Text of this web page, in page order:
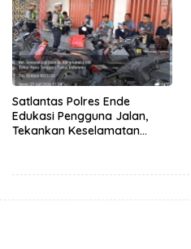
Satlantas Polres Ende
Edukasi Pengguna Jalan,
Tekankan Keselamatan